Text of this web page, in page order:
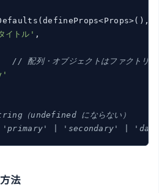
{
イトル' ,
// 配列・オブジェクトはファクトリ関
undefined にならない）
| 'secondary' | 'danger'
法